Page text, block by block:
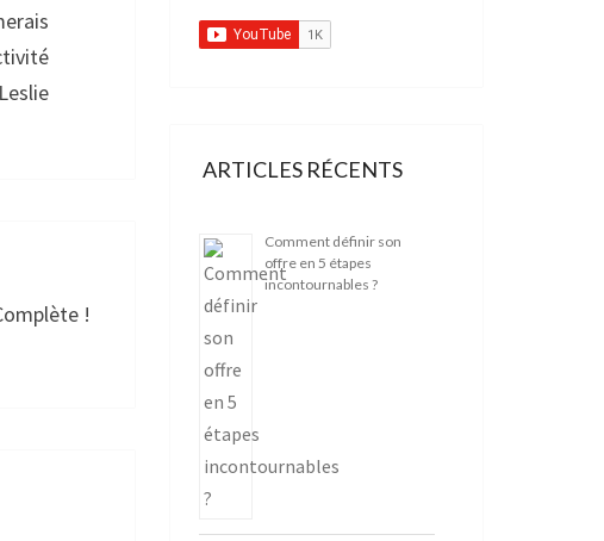
!
ARTICLES RÉCENTS
Comment définir son
offre en 5 étapes
incontournables ?